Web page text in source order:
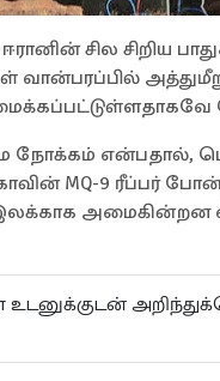
சில சிறிய
வான்பரப்பில்
என்பதால்,
MQ-9 ரீப்பர்
இலக்காக
உடனுக்குடன்